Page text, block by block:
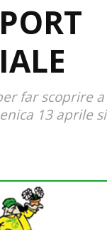
far scoprire a
13 aprile si